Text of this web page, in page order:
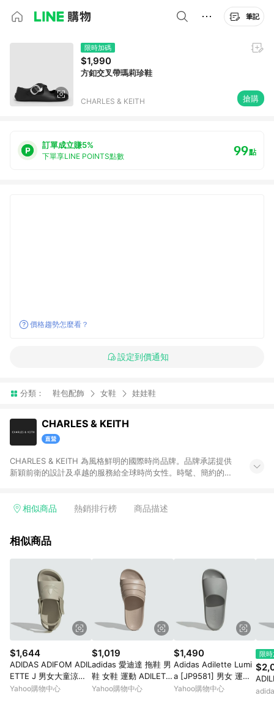
筆記
限時加碼
$1,990
方釦交叉帶瑪莉珍鞋
CHARLES & KEITH 搶購
訂單成立賺5%
下單享LINE POINTS點數 99點
價格趨勢怎麼看？
設定到價通知
分類： 鞋包配飾 女鞋 娃娃鞋
CHARLES & KEITH
CHARLES & KEITH 為風格鮮明的國際時尚品牌。品牌承諾提供
新穎前衛的設計及卓越的服務給全球時尚女性。時髦、簡約的設
時內結帳才享有回饋，點數將於廠商出貨後 30天前後發送。若於
相似商品 熱銷排行榜 商品描述
相似商品
$1,644
ADIDAS ADIFOM ADIL
ETTE J 男女大童涼鞋-
米灰-IG8429
Yahoo購物中心
$1,019
adidas 愛迪達 拖鞋 男
鞋 女鞋 運動 ADILETT
E FLOW 卡其 IG6859
Yahoo購物中心
$1,490
Adidas Adilette Lumi
a [JP9581] 男女 運動
拖鞋 涼拖鞋 簡約 舒適
Yahoo購物中心
限